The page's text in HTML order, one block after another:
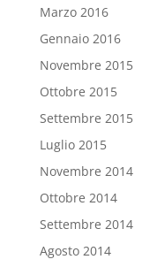
Marzo 2016
Gennaio 2016
Novembre 2015
Ottobre 2015
Settembre 2015
Luglio 2015
Novembre 2014
Ottobre 2014
Settembre 2014
Agosto 2014